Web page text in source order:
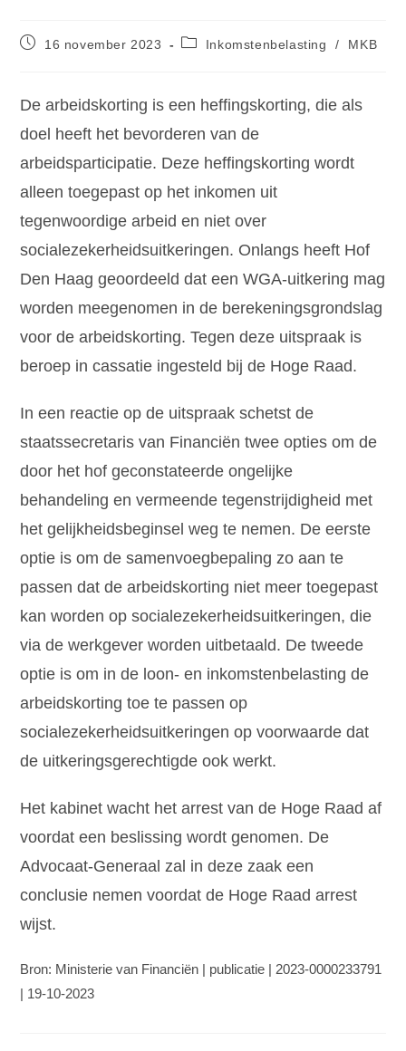
16 november 2023 Inkomstenbelasting / MKB
De arbeidskorting is een heffingskorting, die als
doel heeft het bevorderen van de
arbeidsparticipatie. Deze heffingskorting wordt
alleen toegepast op het inkomen uit
tegenwoordige arbeid en niet over
socialezekerheidsuitkeringen. Onlangs heeft Hof
Den Haag geoordeeld dat een WGA-uitkering mag
worden meegenomen in de berekeningsgrondslag
voor de arbeidskorting. Tegen deze uitspraak is
beroep in cassatie ingesteld bij de Hoge Raad.
In een reactie op de uitspraak schetst de
staatssecretaris van Financiën twee opties om de
door het hof geconstateerde ongelijke
behandeling en vermeende tegenstrijdigheid met
het gelijkheidsbeginsel weg te nemen. De eerste
optie is om de samenvoegbepaling zo aan te
passen dat de arbeidskorting niet meer toegepast
kan worden op socialezekerheidsuitkeringen, die
via de werkgever worden uitbetaald. De tweede
optie is om in de loon- en inkomstenbelasting de
arbeidskorting toe te passen op
socialezekerheidsuitkeringen op voorwaarde dat
de uitkeringsgerechtigde ook werkt.
Het kabinet wacht het arrest van de Hoge Raad af
voordat een beslissing wordt genomen. De
Advocaat-Generaal zal in deze zaak een
conclusie nemen voordat de Hoge Raad arrest
wijst.
Bron: Ministerie van Financiën | publicatie | 2023-0000233791
| 19-10-2023